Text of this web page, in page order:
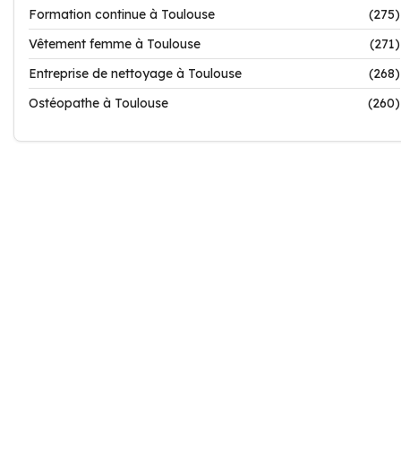
Formation continue à Toulouse
(275)
Vêtement femme à Toulouse
(271)
Entreprise de nettoyage à Toulouse
(268)
Ostéopathe à Toulouse
(260)